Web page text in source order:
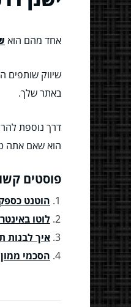
אחד מהם הוא
שיווק שותפים
באתר שלך.
דרך נוספת
הוא שאם אתה
פוסטים
הוטנט
לוטו
איך לבנות
הסכמי